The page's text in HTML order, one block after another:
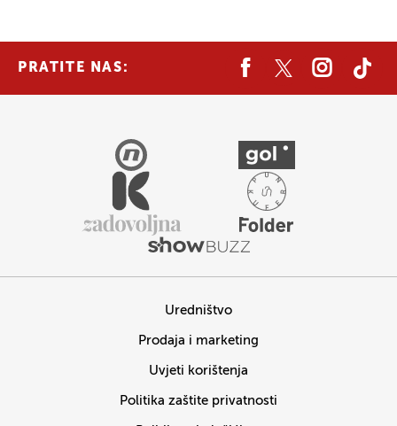
PRATITE NAS:
Uredništvo
Prodaja i marketing
Uvjeti korištenja
Politika zaštite privatnosti